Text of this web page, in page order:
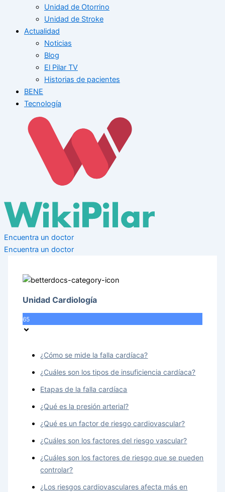
Unidad de Otorrino
Unidad de Stroke
Actualidad
Noticias
Blog
El Pilar TV
Historias de pacientes
BENE
Tecnología
Encuentra un doctor
Encuentra un doctor
Unidad Cardiología
65
¿Cómo se mide la falla cardíaca?
¿Cuáles son los tipos de insuficiencia cardíaca?
Etapas de la falla cardíaca
¿Qué es la presión arterial?
¿Qué es un factor de riesgo cardiovascular?
¿Cuáles son los factores del riesgo vascular?
¿Cuáles son los factores de riesgo que se pueden
controlar?
¿Los riesgos cardiovasculares afecta más en